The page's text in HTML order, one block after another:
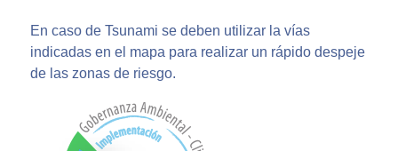
En caso de Tsunami se deben utilizar la vías
indicadas en el mapa para realizar un rápido despeje
de las zonas de riesgo.